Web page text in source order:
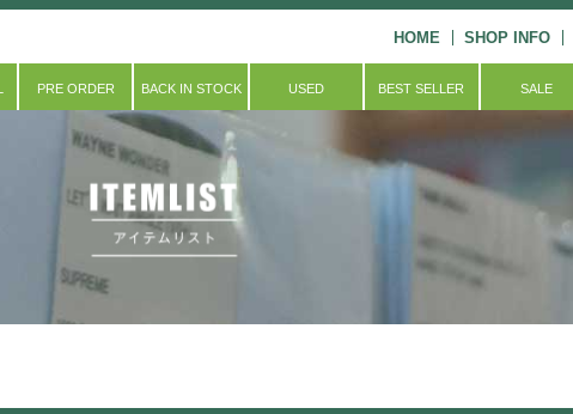
HOME SHOP INFO
PRE ORDER BACK IN STOCK USED BEST SELLER SALE